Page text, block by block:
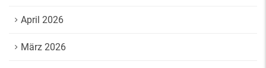
April 2026
März 2026